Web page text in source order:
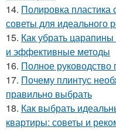
14. Полировка пластика
советы для идеального
15. Как убрать
и эффективные методы
16. Полное
17. Почему плинтус
правильно выбрать
18. Как выбрать
квартиры: советы и